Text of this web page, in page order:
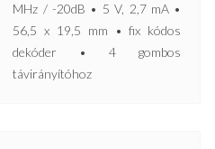
MHz / -20dB • 5 V, 2,7 mA •
56,5 x 19,5 mm • fix kódos
dekóder • 4 gombos
távirányítóhoz